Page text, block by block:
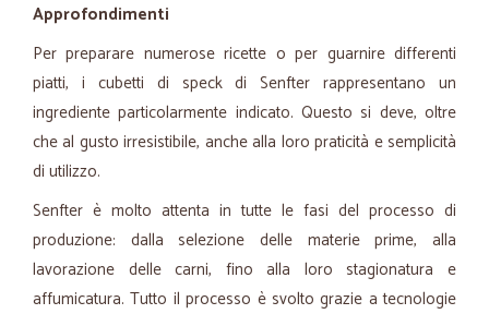
Approfondimenti
Per preparare numerose ricette o per guarnire differenti
piatti, i cubetti di speck di Senfter rappresentano un
ingrediente particolarmente indicato. Questo si deve, oltre
che al gusto irresistibile, anche alla loro praticità e semplicità
di utilizzo.
Senfter è molto attenta in tutte le fasi del processo di
produzione: dalla selezione delle materie prime, alla
lavorazione delle carni, fino alla loro stagionatura e
affumicatura. Tutto il processo è svolto grazie a tecnologie